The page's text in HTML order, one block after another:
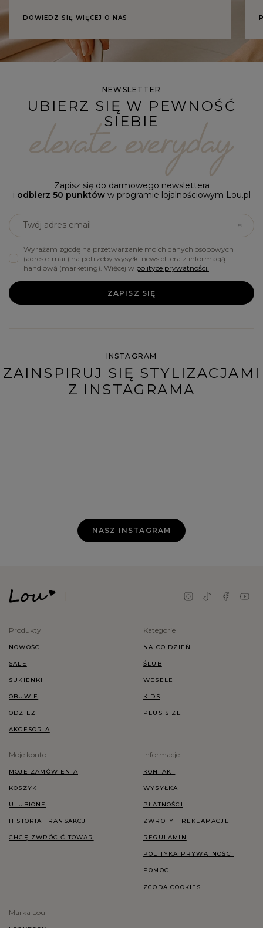
DOWIEDZ SIĘ WIĘCEJ O NAS
NEWSLETTER
UBIERZ SIĘ W PEWNOŚĆ
SIEBIE
Zapisz się do darmowego newslettera
i odbierz 50 punktóww programie lojalnościowym Lou.pl
Twój adres email
Wyrażam zgodę na przetwarzanie moich danych osobowych
(adres e-mail) na potrzeby wysyłki newslettera z informacją
handlową (marketing). Więcej w polityce prywatności.
ZAPISZ SIĘ
INSTAGRAM
ZAINSPIRUJ SIĘ STYLIZACJAMI
Z INSTAGRAMA
NASZ INSTAGRAM
Produkty
NOWOŚCI
SALE
SUKIENKI
OBUWIE
ODZIEŻ
AKCESORIA
Kategorie
NA CO DZIEŃ
ŚLUB
WESELE
KIDS
PLUS SIZE
Moje konto
MOJE ZAMÓWIENIA
KOSZYK
ULUBIONE
HISTORIA TRANSAKCJI
CHCĘ ZWRÓCIĆ TOWAR
Informacje
KONTAKT
WYSYŁKA
PŁATNOŚCI
ZWROTY I REKLAMACJE
REGULAMIN
POLITYKA PRYWATNOŚCI
POMOC
ZGODA COOKIES
Marka Lou